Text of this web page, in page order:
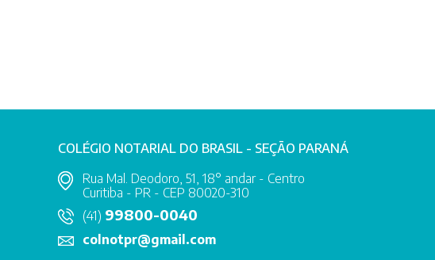
COLÉGIO NOTARIAL DO BRASIL - SEÇÃO PARANÁ
Rua Mal. Deodoro, 51, 18° andar - Centro
Curitiba - PR - CEP 80020-310
(41) 99800-0040
colnotpr@gmail.com